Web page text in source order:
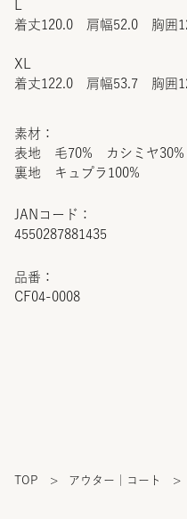
JANコード：
4550287881435
品番：
CF04-0008
着丈120.0 肩幅52.0 胸囲
XL
着丈122.0 肩幅53.7 胸囲
素材：
表地 毛70% カシミヤ30%
裏地 キュプラ100%
TOP > アウター｜コート >